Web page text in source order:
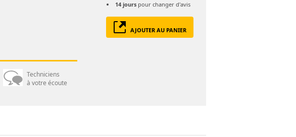
Techniciens
à votre écoute
14 jours pour changer d'avis
AJOUTER AU PANIER